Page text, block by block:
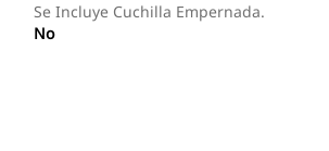
Se Incluye Cuchilla Empernada.
No